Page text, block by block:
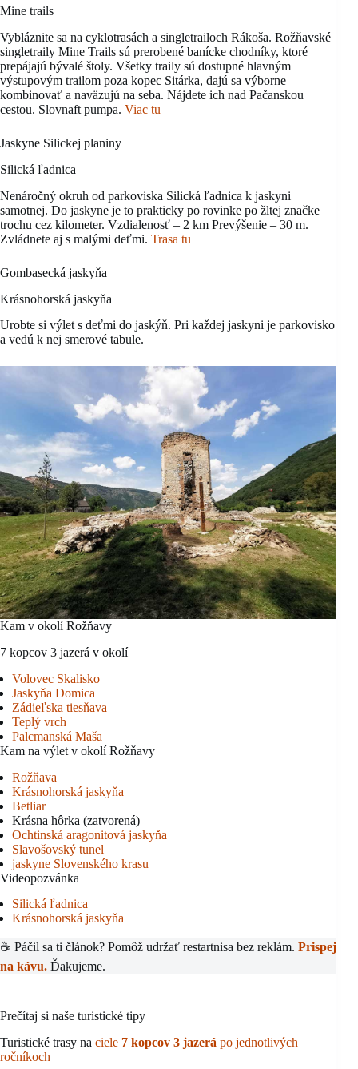
Mine trails
Vybláznite sa na cyklotrasách a singletrailoch Rákoša. Rožňavské
singletraily Mine Trails sú prerobené banícke chodníky, ktoré
prepájajú bývalé štoly. Všetky traily sú dostupné hlavným
výstupovým trailom poza kopec Sitárka, dajú sa výborne
kombinovať a naväzujú na seba. Nájdete ich nad Pačanskou
cestou. Slovnaft pumpa. Viac tu
Jaskyne Silickej planiny
Silická ľadnica
Nenáročný okruh od parkoviska Silická ľadnica k jaskyni
samotnej. Do jaskyne je to prakticky po rovinke po žltej značke
trochu cez kilometer. Vzdialenosť – 2 km Prevýšenie – 30 m.
Zvládnete aj s malými deťmi. Trasa tu
Gombasecká jaskyňa
Krásnohorská jaskyňa
Urobte si výlet s deťmi do jaskýň. Pri každej jaskyni je parkovisko
a vedú k nej smerové tabule.
Kam v okolí Rožňavy
7 kopcov 3 jazerá v okolí
Volovec Skalisko
Jaskyňa Domica
Zádieľska tiesňava
Teplý vrch
Palcmanská Maša
Kam na výlet v okolí Rožňavy
Rožňava
Krásnohorská jaskyňa
Betliar
Krásna hôrka (zatvorená)
Ochtinská aragonitová jaskyňa
Slavošovský tunel
jaskyne Slovenského krasu
Videopozvánka
Silická ľadnica
Krásnohorská jaskyňa
☕ Páčil sa ti článok? Pomôž udržať restartnisa bez reklám. Prispej
na kávu. Ďakujeme.
Prečítaj si naše turistické tipy
Turistické trasy na ciele 7 kopcov 3 jazerá po jednotlivých
ročníkoch